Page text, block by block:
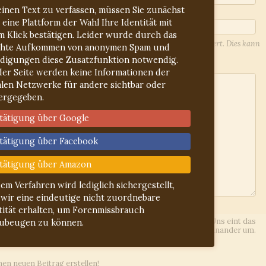
Text zu verfassen, müssen Sie zunächst
Plattform der Wahl Ihre Identität mit
Klick bestätigen. Leider wurde durch das
Aufkommen von anonymen Spam und
diese Zusatzfunktion notwendig.
Seite werden keine Informationen der
Netzwerke für andere sichtbar oder
über Google
über Facebook
über Amazon
Verfahren wird lediglich sichergestellt,
wir eine eindeutige nicht zuordnebare
erhalten, um Forenmissbrauch
zu können.
werden Sie über Antworten auf Ihren Beitrag informiert. Dies kann
Sie ggf. den Spam-Ordner.
gelesen
Forum, d.h. jeder Beteiligte arbeitet hier unentgeltlich. Uns eint das
Sprache. Wir gehen freundlich und höflich miteinander um.
neuen Beitrag erstellen!